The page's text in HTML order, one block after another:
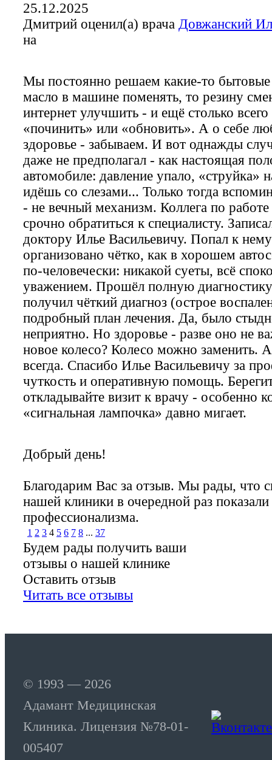
25.12.2025
Дмитрий оценил(а) врача Довжанский
на
Мы постоянно решаем какие-то
масло в машине поменять, то резину
интернет улучшить - и ещё столько
«починить» или «обновить». А о себе
здоровье - забываем. И вот однажды
даже не предполагал - как настоящая
автомобиле: давление упало, «струйка»
идёшь со слезами... Только тогда
- не вечный механизм. Коллега по работе
срочно обратиться к специалисту.
доктору Илье Васильевичу. Попал к
организовано чётко, как в хорошем
по-человечески: никакой суеты, всё
уважением. Прошёл полную
получил чёткий диагноз (острое
подробный план лечения. Да, было
неприятно. Но здоровье - разве оно не
новое колесо? Колесо можно заменить.
всегда. Спасибо Илье Васильевичу за
чуткость и оперативную помощь.
откладывайте визит к врачу - особенно
«сигнальная лампочка» давно мигает.
Добрый день!
Благодарим Вас за отзыв. Мы рады, что
нашей клиники в очередной раз показали
профессионализма.
1 2 3 4 5 6 7 8 ... 37
Будем рады получить ваши
отзывы о нашей клинике
Оставить отзыв
Читать все отзывы
© 1993 — 2026
Адамант Медицинская
Клиника. Лицензия №78-01-
005407